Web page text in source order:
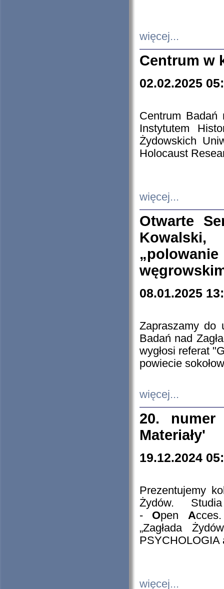
więcej...
Centrum w
02.02.2025
Centrum Badań
Instytutem
Żydowskich
Holocaust
więcej...
Otwarte
08.01.2025
Zapraszamy do
Badań nad
wygłosi referat
powiecie
więcej...
20. numer
Materiały'
19.12.2024
Prezentujemy
Żydów.
- Open A
„Zagłada
PSYCHOLOGIA
więcej...